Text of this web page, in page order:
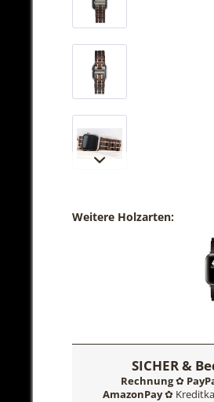
Weitere Holzarten:
SICHER &
Rechnung✿
AmazonPay✿